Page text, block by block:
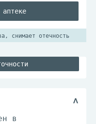
снимает отечность
в